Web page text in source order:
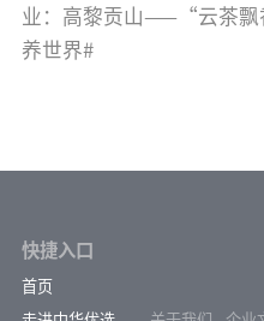
业：高黎贡山——“云茶飘
养世界#
快捷入口
首页